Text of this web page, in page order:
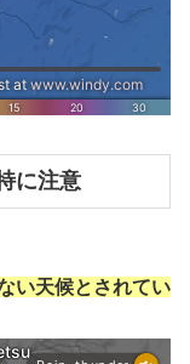
に注意
い天候とされてい